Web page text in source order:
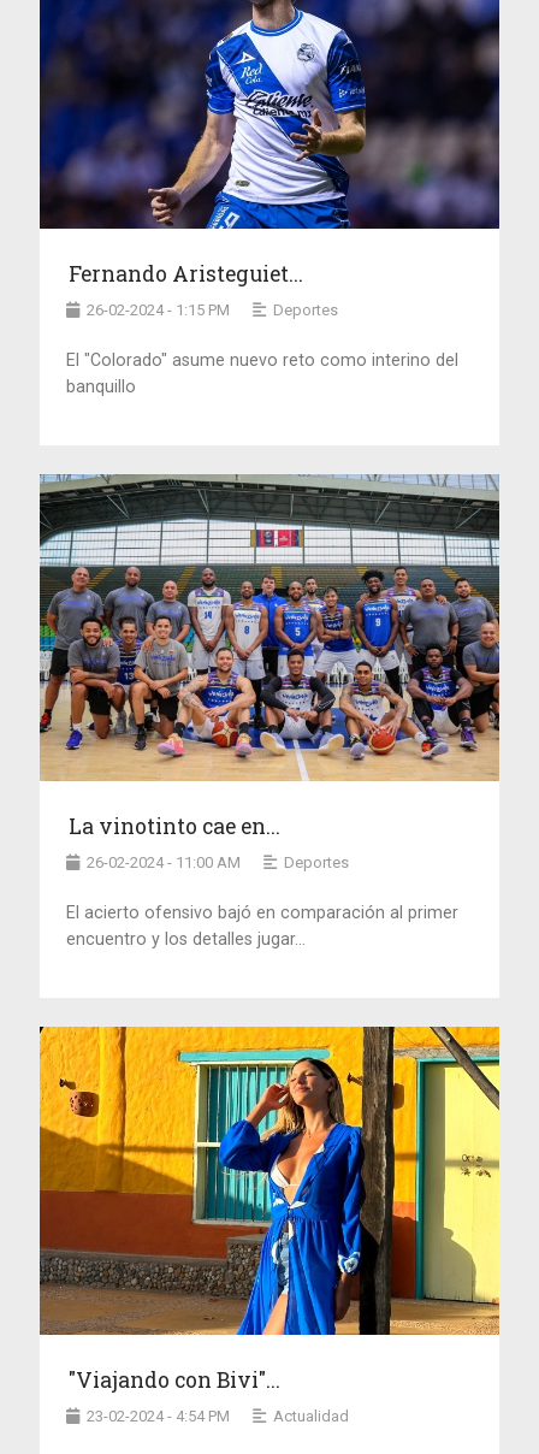
Fernando Aristeguiet...
26-02-2024 - 1:15 PM Deportes
El "Colorado" asume nuevo reto como interino del
banquillo
La vinotinto cae en...
26-02-2024 - 11:00 AM Deportes
El acierto ofensivo bajó en comparación al primer
encuentro y los detalles jugar...
"Viajando con Bivi"...
23-02-2024 - 4:54 PM Actualidad